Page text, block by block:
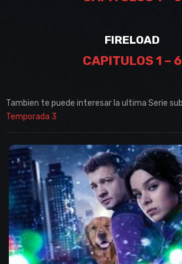
FIRELOAD
CAPITULOS 1 – 6
Tambien te puede interesar la ultima Serie
Temporada 3